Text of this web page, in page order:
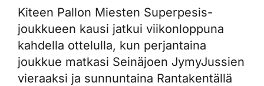
Kiteen Pallon Miesten Superpesis-
joukkueen kausi jatkui viikonloppuna
kahdella ottelulla, kun perjantaina
joukkue matkasi Seinäjoen JymyJussien
vieraaksi ja sunnuntaina Rantakentällä